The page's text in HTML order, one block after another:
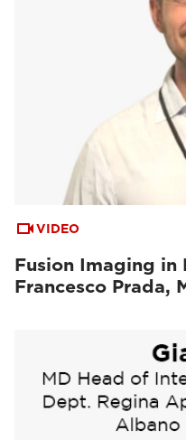
VIDEO
Fusion Imaging in
Francesco Prada,